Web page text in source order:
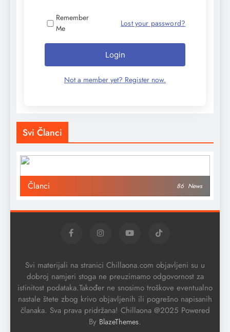
Remember
Me
Lost your password?
Login
Not a member yet? Register now.
Svi Članci
Članci 86 News
Svi materijali na stranici Chillaona.com objavljeni su u
dobroj namjeri stoga ne preuzimamo odgovornost za
istinitost podataka.Također ne snosimo troškove eventualno
nastale štete zbog krivo objavljenih ili pogrešno napisanih
članaka. Sva prava pridržana! Chillaona @2025 Powered
By BlazeThemes.